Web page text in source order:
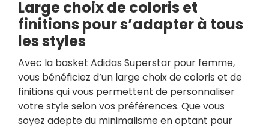
Large choix de coloris et
finitions pour s’adapter à tous
les styles
Avec la basket Adidas Superstar pour femme,
vous bénéficiez d’un large choix de coloris et de
finitions qui vous permettent de personnaliser
votre style selon vos préférences. Que vous
soyez adepte du minimalisme en optant pour